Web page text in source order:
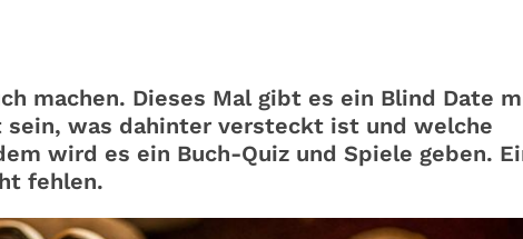
machen. Dieses Mal gibt es ein Blind Date
sein, was dahinter versteckt ist und welche
wird es ein Buch-Quiz und Spiele geben.
fehlen.